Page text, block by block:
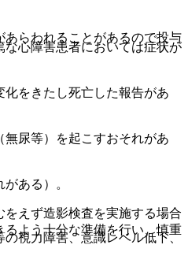
心障害患者においては症状が
をきたし死亡した報告があ
尿等）を起こすおそれがあ
ある）。
えず造影検査を実施する場合
よう十分な準備を行い、慎重
らわれることがあるので投与
視力障害、意識レベル低下、